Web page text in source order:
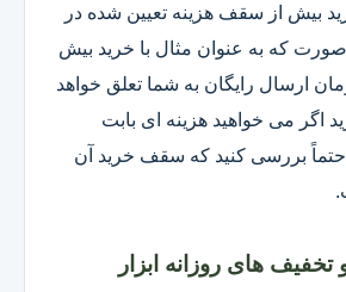
بیش از سقف هزینه تعیین شده در
صورت که به عنوان مثال با خرید بیش
۲۰۰ هزار تومان ارسال رایگان به شما تعلق خواهد
اگر می خواهید هزینه ای بابت
حتماً بررسی کنید که سقف خرید آن
های روزانه ابزار